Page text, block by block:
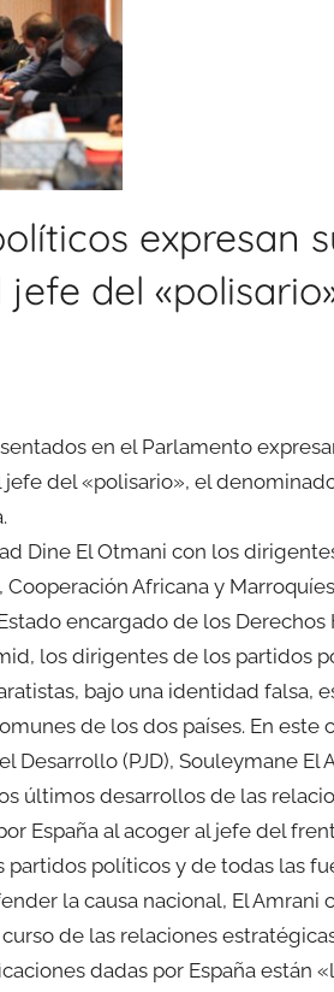
expresan
del
en el Parlamento
del «polisario», el
Dine El Otmani con los
Africana y
encargado de los Derechos
los dirigentes de los partidos
bajo una identidad falsa,
de los dos países. En este
(PJD), Souleymane El
últimos desarrollos de las
España al acoger al jefe del
políticos y de todas las
la causa nacional, El
de las relaciones
dadas por España están